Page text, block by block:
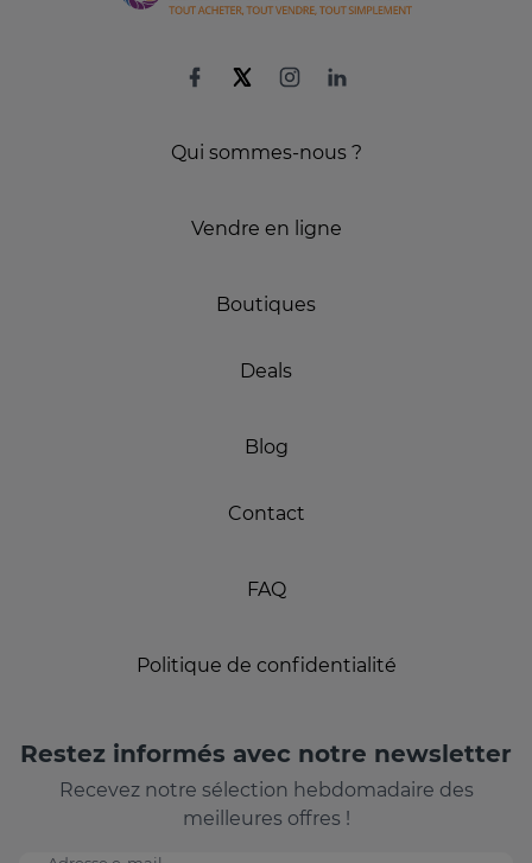
Qui sommes-nous ?
Vendre en ligne
Boutiques
Deals
Blog
Contact
FAQ
Politique de confidentialité
Restez informés avec notre newsletter
Recevez notre sélection hebdomadaire des
meilleures offres !